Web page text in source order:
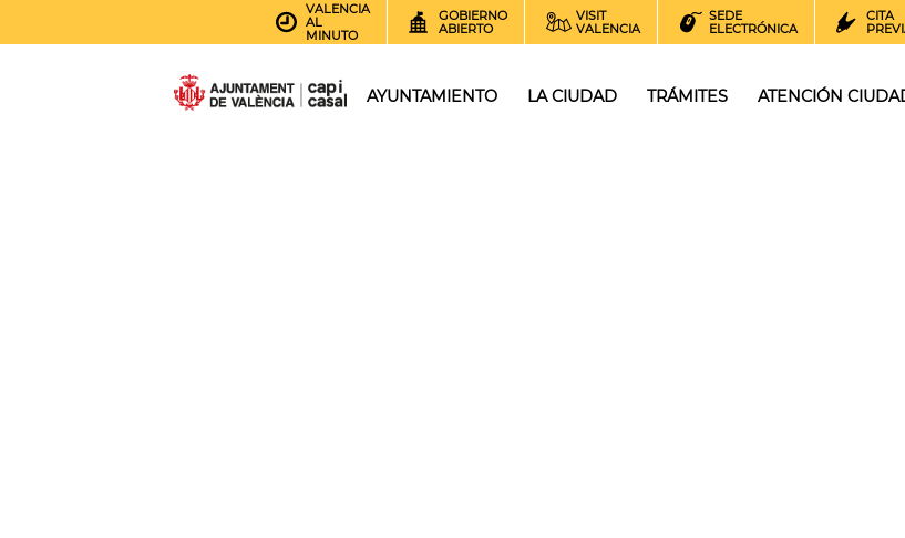
VALENCIA
AL
MINUTO
GOBIERNO
ABIERTO
VISIT
VALENCIA
SEDE
ELECTRÓNICA
CITA
AYUNTAMIENTO LA CIUDAD TRÁMITES ATENCIÓN